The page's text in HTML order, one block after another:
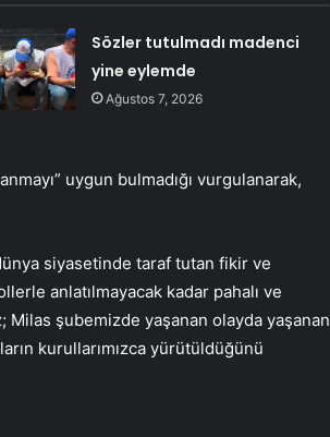
Sözler tutulmadı madenci
yine eylemde
Ağustos 7, 2026
uygun bulmadığı vurgulanarak,
siyasetinde taraf tutan fikir ve
anlatılmayacak kadar pahalı ve
şubemizde yaşanan olayda yaşanan
kurullarımızca yürütüldüğünü